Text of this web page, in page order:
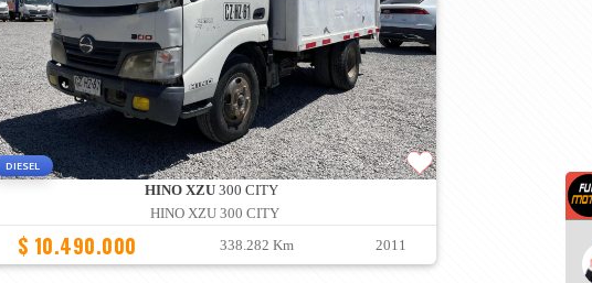
DIESEL
HINO XZU 300 CITY
HINO XZU 300 CITY
$ 10.490.000 338.282 Km 2011